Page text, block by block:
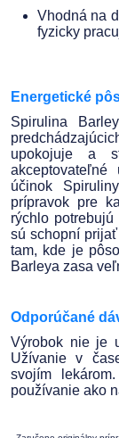
Vhodná na
fyzicky
Energetické
Spirulina
upokojuje a
účinok
prípravok pre
rýchlo
sú schopní
tam, kde je
Barleya zasa
Odporúčané
Výrobok nie je
Užívanie v
svojím
používanie ako